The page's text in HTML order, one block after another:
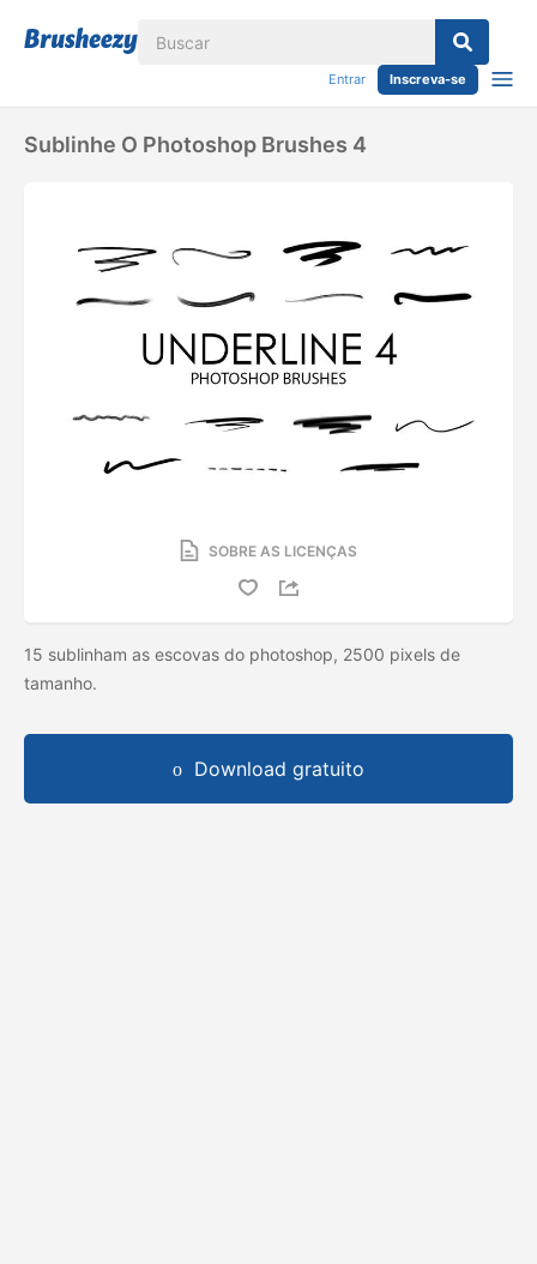
Entrar Inscreva-se
Sublinhe O Photoshop Brushes 4
SOBRE AS LICENÇAS
15 sublinham as escovas do photoshop, 2500 pixels de
tamanho.
Download gratuito